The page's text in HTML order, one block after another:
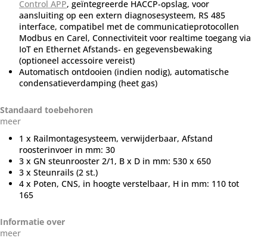
Control APP, geïntegreerde HACCP-opslag, voor
aansluiting op een extern diagnosesysteem, RS 485
interface, compatibel met de communicatieprotocollen
Modbus en Carel, Connectiviteit voor realtime toegang via
IoT en Ethernet Afstands- en gegevensbewaking
(optioneel accessoire vereist)
Automatisch ontdooien (indien nodig), automatische
condensatieverdamping (heet gas)
Standaard toebehoren
meer
1 x Railmontagesysteem, verwijderbaar, Afstand
roosterinvoer in mm: 30
3 x GN steunrooster 2/1, B x D in mm: 530 x 650
3 x Steunrails (2 st.)
4 x Poten, CNS, in hoogte verstelbaar, H in mm: 110 tot
165
Informatie over
meer